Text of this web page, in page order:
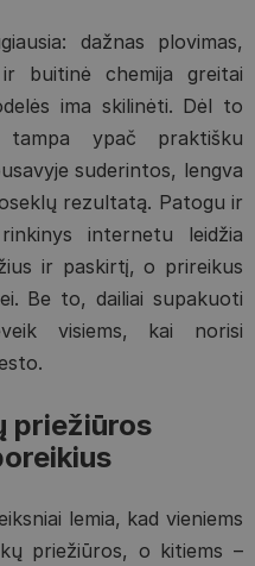
dažnas plovimas,
buitinė chemija greitai
ima skilinėti. Dėl to
ypač praktišku
suderintos, lengva
rezultatą. Patogu ir
internetu leidžia
ir paskirtį, o prireikus
Be to, dailiai supakuoti
visiems, kai norisi
priežiūros
lemia, kad vieniems
priežiūros, o kitiems –